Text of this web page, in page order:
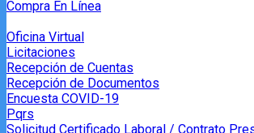
Compra En Línea
Oficina Virtual
Licitaciones
Recepción de Cuentas
Recepción de Documentos
Encuesta COVID-19
Pqrs
Solicitud Certificado Laboral / Contrato